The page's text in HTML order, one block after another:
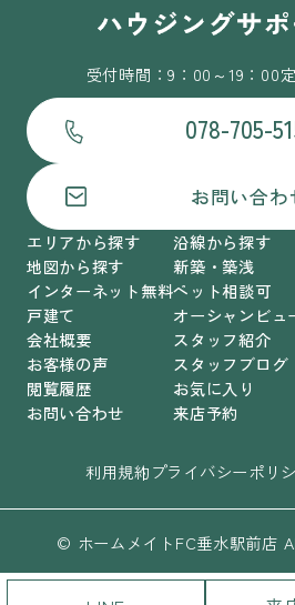
受付時間：9：00～19：00
078-705-
お問い合わ
エリアから探す
地図から探す
インターネット無料
戸建て
会社概要
お客様の声
閲覧履歴
お問い合わせ
沿線から探す
新築・築浅
ペット相談可
オーシャンビュ
スタッフ紹介
スタッフブログ
お気に入り
来店予約
利用規約プライバシーポリ
© ホームメイトFC垂水駅前店